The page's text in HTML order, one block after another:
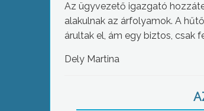
Az ügyvezető igazgató
alakulnak az árfolyamok. A
árultak el, ám egy biztos, csak
Dely Martina